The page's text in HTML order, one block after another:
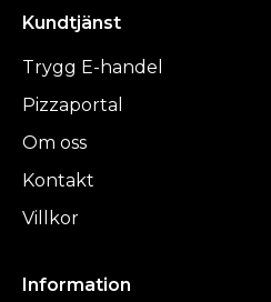
Kundtjänst
Trygg E-handel
Pizzaportal
Om oss
Kontakt
Villkor
Information